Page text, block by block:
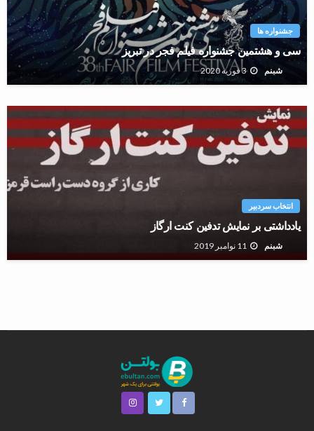
جشنواره ها
سی و هشتمین جشنواره فیلم فجر در تبریز
شبنم 3 فوریه 2020
انتخاب سردبیر
یادداشتی بر نمایش تدفین کنت ارگاز
شبنم 11 نوامبر 2019